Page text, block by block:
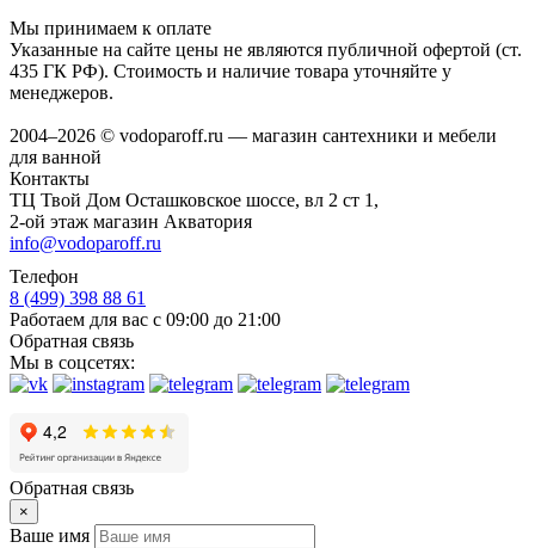
Мы принимаем к оплате
Указанные на сайте цены не являются публичной офертой (ст.
435 ГК РФ). Стоимость и наличие товара уточняйте у
менеджеров.
2004–2026 © vodoparoff.ru — магазин сантехники и мебели
для ванной
Контакты
ТЦ Твой Дом Осташковское шоссе, вл 2 ст 1,
2-ой этаж магазин Акватория
info@vodoparoff.ru
Телефон
8 (499) 398 88 61
Работаем для вас с 09:00 до 21:00
Обратная связь
Мы в соцсетях:
Обратная связь
×
Ваше имя